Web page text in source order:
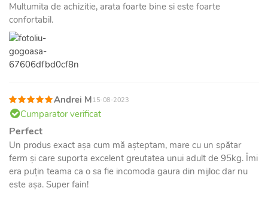
Multumita de achizitie, arata foarte bine si este foarte
confortabil.
Andrei M15-08-2023
Cumparator verificat
Perfect
Un produs exact așa cum mă așteptam, mare cu un spătar
ferm și care suporta excelent greutatea unui adult de 95kg. Îmi
era puțin teama ca o sa fie incomoda gaura din mijloc dar nu
este așa. Super fain!